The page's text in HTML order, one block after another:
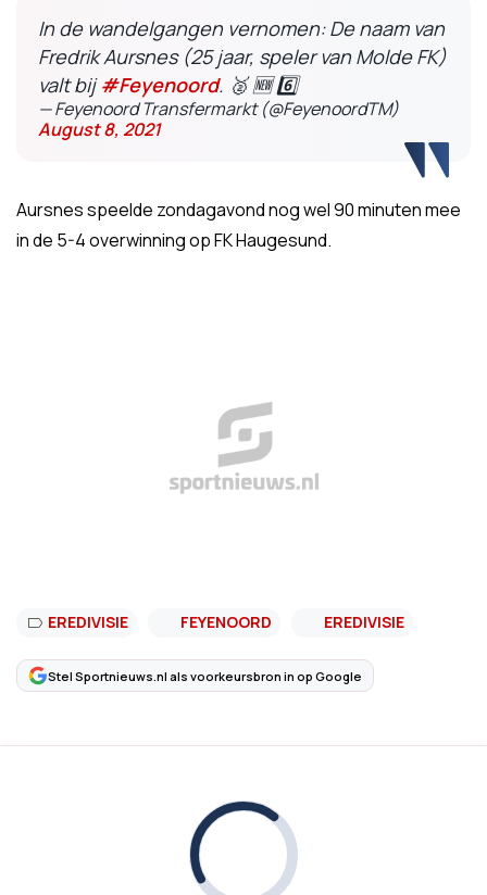
In de wandelgangen vernomen: De naam van
Fredrik Aursnes (25 jaar, speler van Molde FK)
valt bij#Feyenoord. 🥈 🆕 6️⃣
— Feyenoord Transfermarkt (@FeyenoordTM)
August 8, 2021
Aursnes speelde zondagavond nog wel 90 minuten mee
in de 5-4 overwinning op FK Haugesund.
EREDIVISIE FEYENOORD EREDIVISIE
Stel Sportnieuws.nl als voorkeursbron in op Google